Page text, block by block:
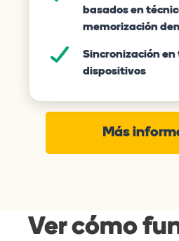
basados en
memorización
Sincronización en
dispositivos
Más
Ver cómo